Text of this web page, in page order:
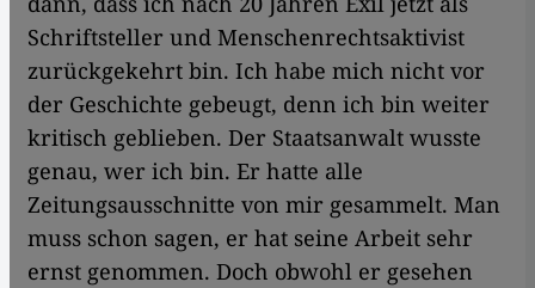
Schriftsteller und Menschenrechtsaktivist
zurückgekehrt bin. Ich habe mich nicht vor
der Geschichte gebeugt, denn ich bin weiter
kritisch geblieben. Der Staatsanwalt wusste
genau, wer ich bin. Er hatte alle
Zeitungsausschnitte von mir gesammelt. Man
muss schon sagen, er hat seine Arbeit sehr
ernst genommen. Doch obwohl er gesehen